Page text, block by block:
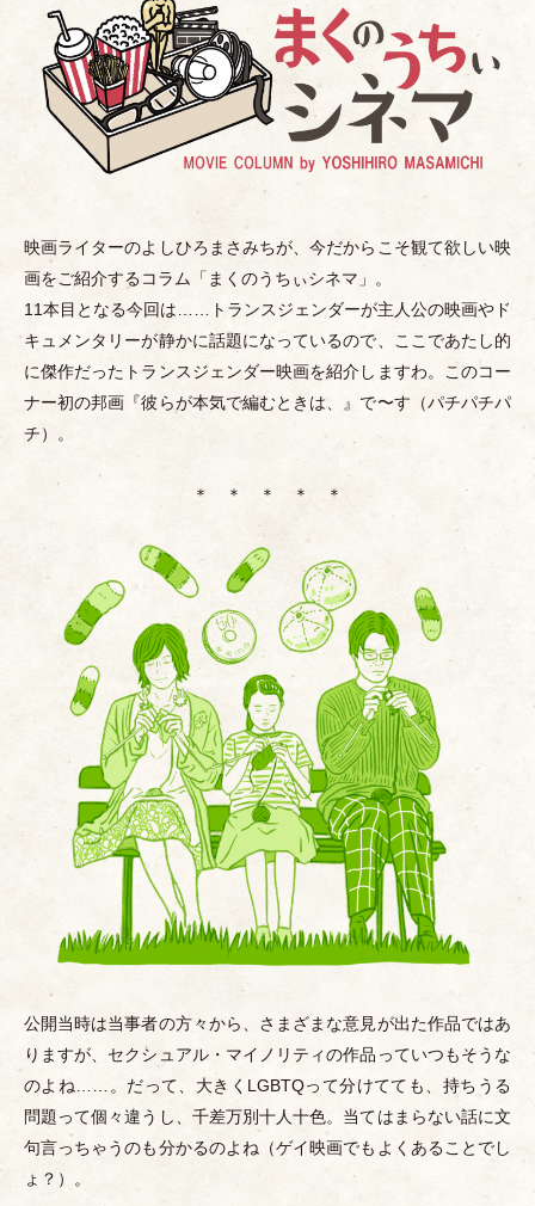
映画ライターのよしひろまさみちが、今だからこそ観て欲しい映
画をご紹介するコラム 「 まくのうちぃシネマ 」
。
11本目となる今回は……トランスジェンダーが主人公の映画やド
キュメンタリーが静かに話題になっているので、ここであたし的
に傑作だったトランスジェンダー映画を紹介しますわ。このコー
ナー初の邦画『彼らが本気で編むときは、』で〜す （パチパチパ
チ） 。
＊ ＊ ＊ ＊ ＊
公開当時は当事者の方々から、さまざまな意見が出た作品ではあ
りますが、セクシュアル・ マイノリティの作品っていつもそうな
のよね……。だって、大きくLGBTQって分けてても、持ちうる
問題って個々違うし、千差万別十人十色。当てはまらない話に文
句言っちゃうのも分かるのよね （ゲイ映画でもよくあることでし
ょ？ ） 。